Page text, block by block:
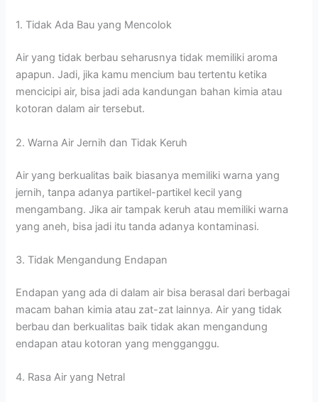
1. Tidak Ada Bau yang Mencolok
Air yang tidak berbau seharusnya tidak memiliki aroma
apapun. Jadi, jika kamu mencium bau tertentu ketika
mencicipi air, bisa jadi ada kandungan bahan kimia atau
kotoran dalam air tersebut.
2. Warna Air Jernih dan Tidak Keruh
Air yang berkualitas baik biasanya memiliki warna yang
jernih, tanpa adanya partikel-partikel kecil yang
mengambang. Jika air tampak keruh atau memiliki warna
yang aneh, bisa jadi itu tanda adanya kontaminasi.
3. Tidak Mengandung Endapan
Endapan yang ada di dalam air bisa berasal dari berbagai
macam bahan kimia atau zat-zat lainnya. Air yang tidak
berbau dan berkualitas baik tidak akan mengandung
endapan atau kotoran yang mengganggu.
4. Rasa Air yang Netral